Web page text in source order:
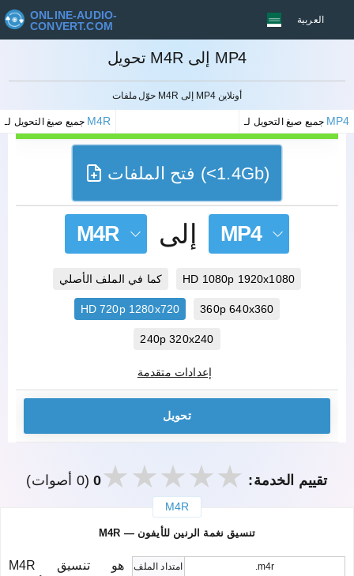
ONLINE-AUDIO-
CONVERT.COM
العربية
تحويل M4R إلى MP4
حوّل ملفات M4R إلى MP4 أونلاين
M4R MP4
إلغاء
فتح الملفات (<1.4Gb)
M4R إلى MP4
كما في الملف الأصلي HD 1080p 1920x1080
HD 720p 1280x720 360p 640x360
240p 320x240
إعدادات متقدمة
تحويل
تقييم الخدمة: 0(0 أصوات)
M4R
M4R — تنسيق نغمة الرنين للأيفون
امتداد الملف
.m4r
M4R هو تنسيق